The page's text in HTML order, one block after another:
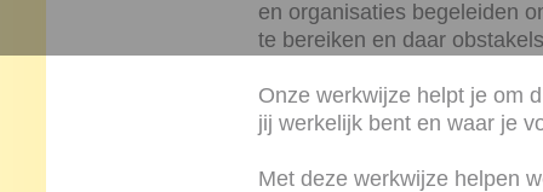
en organisaties begeleiden
te bereiken en daar
Onze werkwijze helpt je om
jij werkelijk bent en waar je
Met deze werkwijze helpen